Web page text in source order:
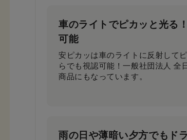
車のライトでピカッと光る
可能
安ピカッは車のライトに反射して
らでも視認可能！一般社団法人 全
商品にもなっています。
雨の日や薄暗い夕方でもド